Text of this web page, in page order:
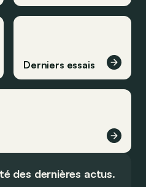
Derniers essais
des dernières actus.